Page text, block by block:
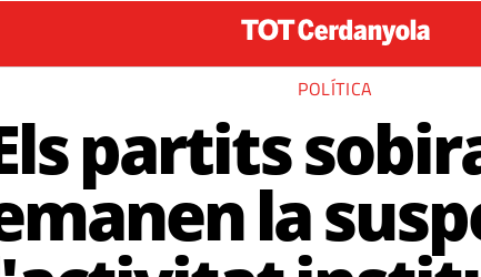
POLÍTICA
partits
la